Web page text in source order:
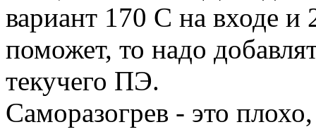
вариант 170 С на входе
поможет, то надо
текучего ПЭ.
Саморазогрев - это